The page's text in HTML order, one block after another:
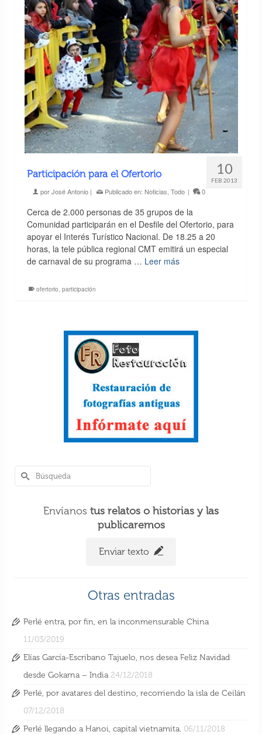
10
FEB 2013
Participación para el Ofertorio
porJosé Antonio| Publicado en: Noticias Todo | 0
Cerca de 2.000 personas de 35 grupos de la
Comunidad participarán en el Desfile del Ofertorio, para
apoyar el Interés Turístico Nacional. De 18.25 a 20
horas, la tele pública regional CMT emitirá un especial
de carnaval de su programa … Leer más
ofertorio participación
Envíanos tus relatos o historias y las
publicaremos
Enviar texto
Otras entradas
Perlé entra, por fin, en la inconmensurable China
11/03/2019
Elías García-Escribano Tajuelo, nos desea Feliz Navidad
desde Gokarna – India 24/12/2018
Perlé, por avatares del destino, recorriendo la isla de Ceilán
07/12/2018
Perlé llegando a Hanoi, capital vietnamita. 06/11/2018